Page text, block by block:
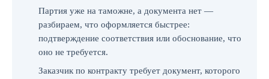
Партия уже на таможне, а документа нет —
разбираем, что оформляется быстрее:
подтверждение соответствия или обоснование, что
оно не требуется.
Заказчик по контракту требует документ, которого